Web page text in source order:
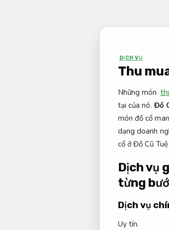
DỊCH VỤ
Thu
Những món
tại của nó.Đồ
món đồ cổ
dạng doanh
cổ ở Đồ Cũ
Dịch vụ
từng
Dịch vụ
Uy tín.